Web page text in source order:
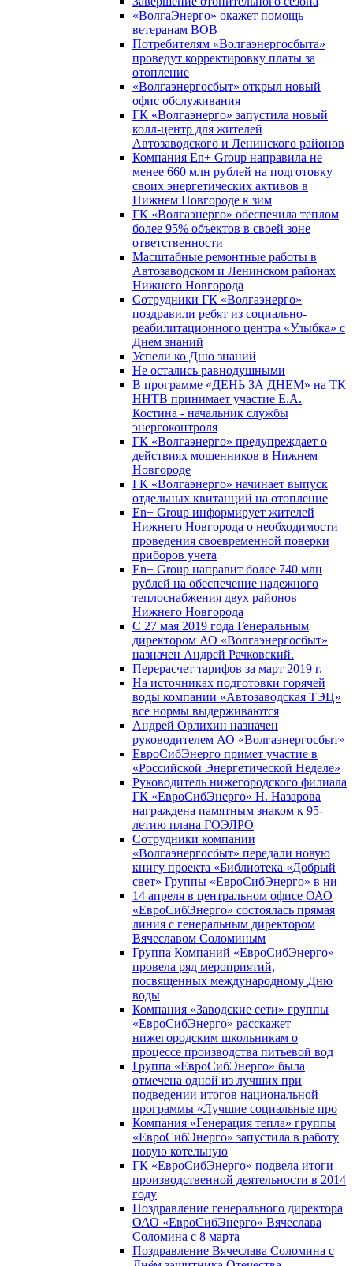
«ВолгаЭнерго» окажет помощь
ветеранам ВОВ
Потребителям «Волгаэнергосбыта»
проведут корректировку платы за
отопление
«Волгаэнергосбыт» открыл новый
офис обслуживания
ГК «Волгаэнерго» запустила новый
колл-центр для жителей
Автозаводского и Ленинского районов
Компания En+ Group направила не
менее 660 млн рублей на подготовку
своих энергетических активов в
Нижнем Новгороде к зим
ГК «Волгаэнерго» обеспечила теплом
более 95% объектов в своей зоне
ответственности
Масштабные ремонтные работы в
Автозаводском и Ленинском районах
Нижнего Новгорода
Сотрудники ГК «Волгаэнерго»
поздравили ребят из социально-
реабилитационного центра «Улыбка» с
Днем знаний
Успели ко Дню знаний
Не остались равнодушными
В программе «ДЕНЬ ЗА ДНЕМ» на ТК
ННТВ принимает участие Е.А.
Костина - начальник службы
энергоконтроля
ГК «Волгаэнерго» предупреждает о
действиях мошенников в Нижнем
Новгороде
ГК «Волгаэнерго» начинает выпуск
отдельных квитанций на отопление
En+ Group информирует жителей
Нижнего Новгорода о необходимости
проведения своевременной поверки
приборов учета
En+ Group направит более 740 млн
рублей на обеспечение надежного
теплоснабжения двух районов
Нижнего Новгорода
С 27 мая 2019 года Генеральным
директором АО «Волгаэнергосбыт»
назначен Андрей Рачковский.
Перерасчет тарифов за март 2019 г.
На источниках подготовки горячей
воды компании «Автозаводская ТЭЦ»
все нормы выдерживаются
Андрей Орлихин назначен
руководителем АО «Волгаэнергосбыт»
ЕвроСибЭнерго примет участие в
«Российской Энергетической Неделе»
Руководитель нижегородского филиала
ГК «ЕвроСибЭнерго» Н. Назарова
награждена памятным знаком к 95-
летию плана ГОЭЛРО
Сотрудники компании
«Волгаэнергосбыт» передали новую
книгу проекта «Библиотека «Добрый
свет» Группы «ЕвроСибЭнерго» в ни
14 апреля в центральном офисе ОАО
«ЕвроСибЭнерго» состоялась прямая
линия с генеральным директором
Вячеславом Соломиным
Группа Компаний «ЕвроСибЭнерго»
провела ряд мероприятий,
посвященных международному Дню
воды
Компания «Заводские сети» группы
«ЕвроСибЭнерго» расскажет
нижегородским школьникам о
процессе производства питьевой вод
Группа «ЕвроСибЭнерго» была
отмечена одной из лучших при
подведении итогов национальной
программы «Лучшие социальные про
Компания «Генерация тепла» группы
«ЕвроСибЭнерго» запустила в работу
новую котельную
ГК «ЕвроСибЭнерго» подвела итоги
производственной деятельности в 2014
году
Поздравление генерального директора
ОАО «ЕвроСибЭнерго» Вячеслава
Соломина с 8 марта
Поздравление Вячеслава Соломина с